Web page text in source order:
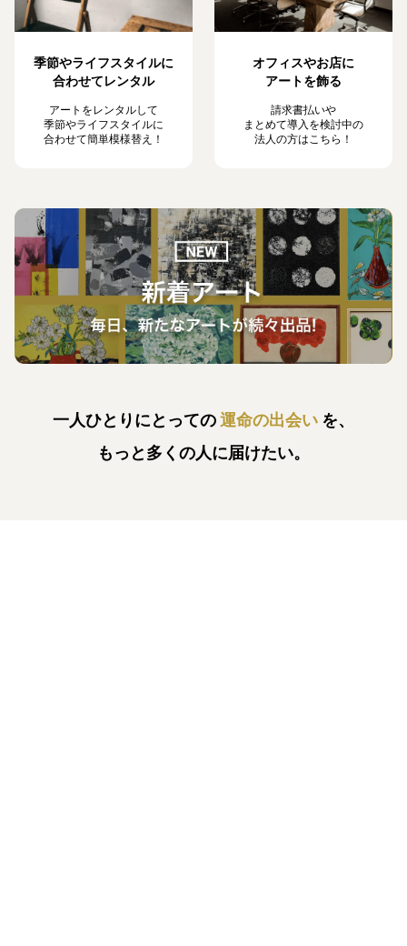
季節やライフスタイルに
合わせてレンタル
アートをレンタルして
季節やライフスタイルに
合わせて簡単模様替え！
オフィスやお店に
アートを飾る
請求書払いや
まとめて導入を検討中の
法人の方はこちら！
一人ひとりにとっての運命の出会い を、
もっと多くの人に届けたい。